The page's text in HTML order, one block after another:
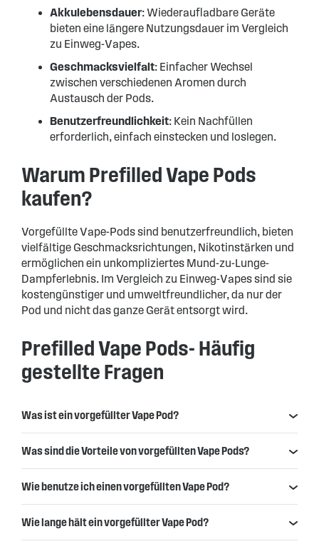
Akkulebensdauer: Wiederaufladbare Geräte
bieten eine längere Nutzungsdauer im Vergleich
zu Einweg-Vapes.
Geschmacksvielfalt: Einfacher Wechsel
zwischen verschiedenen Aromen durch
Austausch der Pods.
Benutzerfreundlichkeit: Kein Nachfüllen
erforderlich, einfach einstecken und loslegen.
Warum Prefilled Vape Pods
kaufen?
Vorgefüllte Vape-Pods sind benutzerfreundlich, bieten
vielfältige Geschmacksrichtungen, Nikotinstärken und
ermöglichen ein unkompliziertes Mund-zu-Lunge-
Dampferlebnis. Im Vergleich zu Einweg-Vapes sind sie
kostengünstiger und umweltfreundlicher, da nur der
Pod und nicht das ganze Gerät entsorgt wird.
Prefilled Vape Pods- Häufig
gestellte Fragen
Was ist ein vorgefüllter Vape Pod?
Was sind die Vorteile von vorgefüllten Vape Pods?
Wie benutze ich einen vorgefüllten Vape Pod?
Wie lange hält ein vorgefüllter Vape Pod?